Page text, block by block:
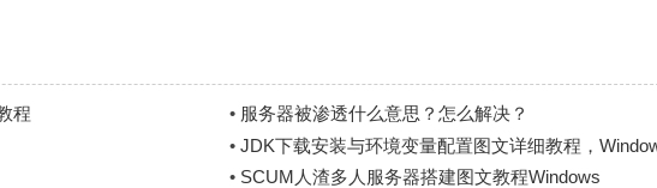
程 • 服务器被渗透什么意思？怎么解决？
• JDK下载安装与环境变量配置图文详细教程，
• SCUM人渣多人服务器搭建图文教程Windows